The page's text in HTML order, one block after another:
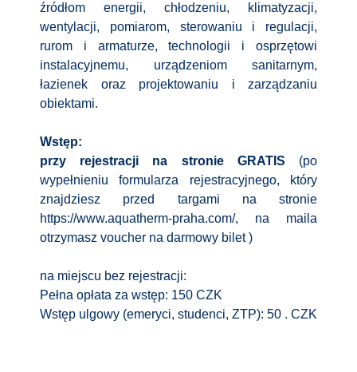
źródłom energii, chłodzeniu, klimatyzacji,
wentylacji, pomiarom, sterowaniu i regulacji,
rurom i armaturze, technologii i osprzętowi
instalacyjnemu, urządzeniom sanitarnym,
łazienek oraz projektowaniu i zarządzaniu
obiektami.
Wstęp:
przy rejestracji na stronie GRATIS (po
wypełnieniu formularza rejestracyjnego, który
znajdziesz przed targami na stronie
https://www.aquatherm-praha.com/, na maila
otrzymasz voucher na darmowy bilet )
na miejscu bez rejestracji:
Pełna opłata za wstęp: 150 CZK
Wstęp ulgowy (emeryci, studenci, ZTP): 50 . CZK